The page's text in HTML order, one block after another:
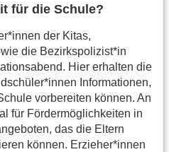
für die Schule?
der Kitas,
die Bezirkspolizist*in
Hier erhalten die
Informationen,
vorbereiten können. An
für Fördermöglichkeiten in
das die Eltern
können. Erzieher*innen